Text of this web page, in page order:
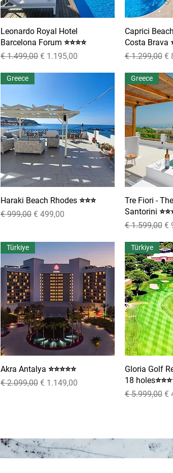
Snel overzicht
Leonardo Royal Hotel
Barcelona Forum ⭐⭐⭐⭐
Normale prijs
€ 1.499,00 Verkoopprijs
€ 1.195,00
Caprici
Costa Brava
Normale prijs
€ 1.299,00 €
Snel overzicht
Greece
Haraki Beach Rhodes ⭐⭐⭐
Normale prijs
€ 999,00 Verkoopprijs
€ 499,00
Greece
Tre Fiori -
Santorini
Normale prijs
€ 1.599,00 €
Snel overzicht
Türkiye
Akra Antalya ⭐⭐⭐⭐⭐
Normale prijs
€ 2.099,00 Verkoopprijs
€ 1.149,00
Türkiye
Gloria Golf
18
Normale prijs
€ 5.999,00 €